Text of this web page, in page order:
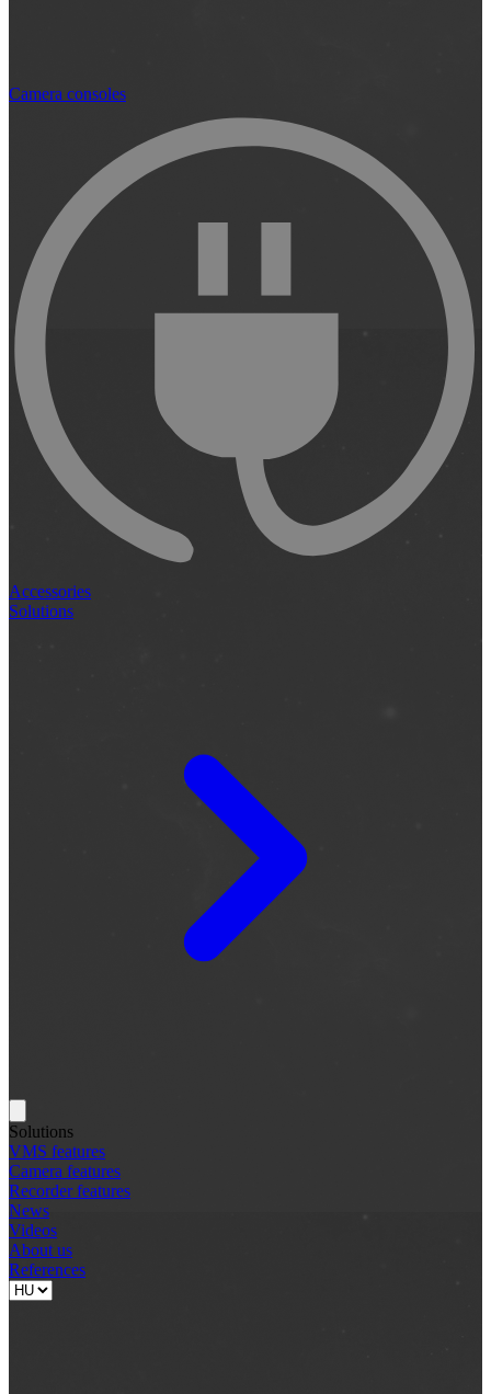
Camera consoles
Accessories
Solutions
Solutions
VMS features
Camera features
Recorder features
News
Videos
About us
References